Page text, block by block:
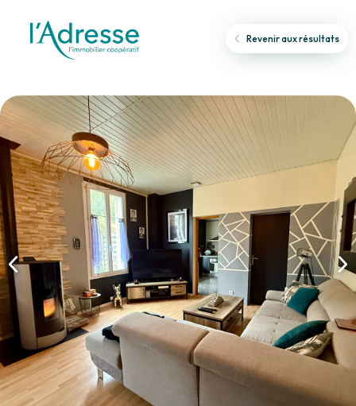
Revenir aux résultats